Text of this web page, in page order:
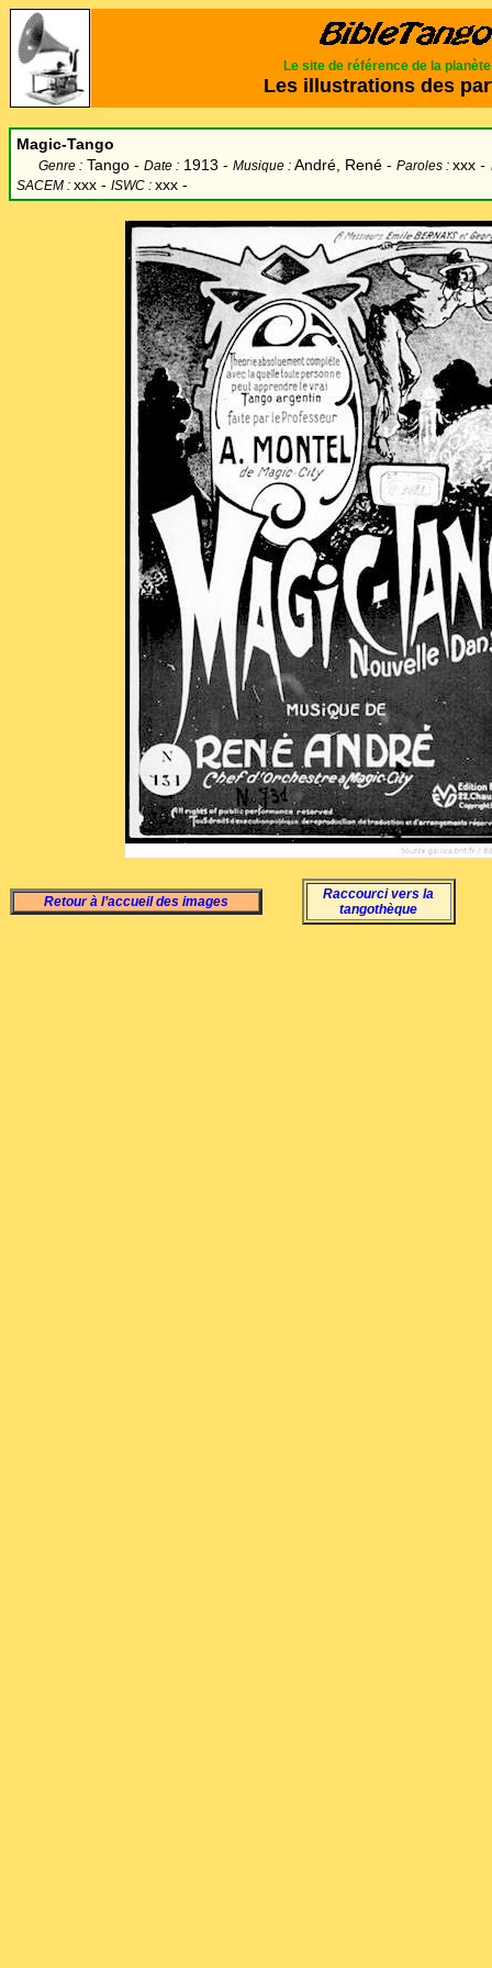
Le site de référence de la planète
Les illustrations des
Magic-Tango
Genre : Tango - Date : 1913 - Musique : André, René - Paroles : xxx -
SACEM : xxx - ISWC : xxx -
Retour à l’accueil des images
Raccourci vers la
tangothèque